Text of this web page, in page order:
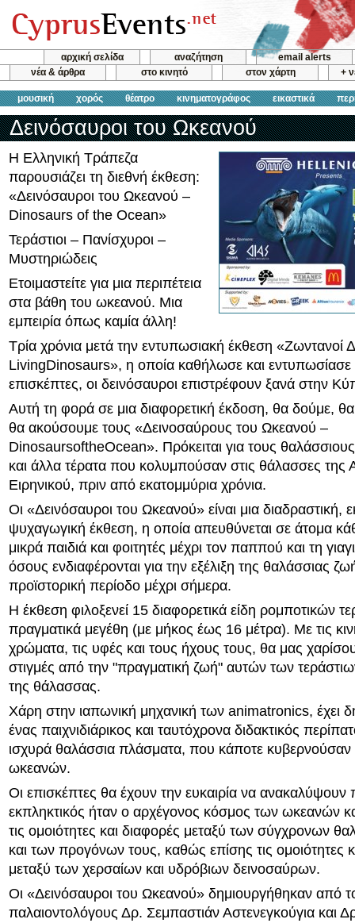
αρχική σελίδα αναζήτηση
email alerts
νέα & άρθρα
στο κινητό στον χάρτη +
μουσική χορός θέατρο κινηματογράφος εικαστικά
Δεινόσαυροι του Ωκεανού
Η Ελληνική Τράπεζα
παρουσιάζει τη διεθνή έκθεση:
«Δεινόσαυροι του Ωκεανού –
Dinosaurs of the Ocean»
Τεράστιοι – Πανίσχυροι –
Μυστηριώδεις
Ετοιμαστείτε για μια περιπέτεια
στα βάθη του ωκεανού. Μια
εμπειρία όπως καμία άλλη!
Τρία χρόνια μετά την εντυπωσιακή έκθεση «Ζωντανοί
LivingDinosaurs», η οποία καθήλωσε και εντυπωσίασε
επισκέπτες, οι δεινόσαυροι επιστρέφουν ξανά στην
Αυτή τη φορά σε μια διαφορετική έκδοση, θα δούμε,
θα ακούσουμε τους «Δεινοσαύρους του Ωκεανού –
DinosaursoftheOcean». Πρόκειται για τους
και άλλα τέρατα που κολυμπούσαν στις θάλασσες της
Ειρηνικού, πριν από εκατομμύρια χρόνια.
Οι «Δεινόσαυροι του Ωκεανού» είναι μια διαδραστική,
ψυχαγωγική έκθεση, η οποία απευθύνεται σε άτομα
μικρά παιδιά και φοιτητές μέχρι τον παππού και τη
όσους ενδιαφέρονται για την εξέλιξη της θαλάσσιας
προϊστορική περίοδο μέχρι σήμερα.
Η έκθεση φιλοξενεί 15 διαφορετικά είδη ρομποτικών
πραγματικά μεγέθη (με μήκος έως 16 μέτρα). Με τις
χρώματα, τις υφές και τους ήχους τους, θα μας
στιγμές από την "πραγματική ζωή" αυτών των
της θάλασσας.
Χάρη στην ιαπωνική μηχανική των animatronics, έχει
ένας παιχνιδιάρικος και ταυτόχρονα διδακτικός
ισχυρά θαλάσσια πλάσματα, που κάποτε
ωκεανών.
Οι επισκέπτες θα έχουν την ευκαιρία να ανακαλύψουν
εκπληκτικός ήταν ο αρχέγονος κόσμος των ωκεανών
τις ομοιότητες και διαφορές μεταξύ των σύγχρονων
και των προγόνων τους, καθώς επίσης τις ομοιότητες
μεταξύ των χερσαίων και υδρόβιων δεινοσαύρων.
Οι «Δεινόσαυροι του Ωκεανού» δημιουργήθηκαν από
παλαιοντολόγους Δρ. Σεμπαστιάν Αστενεγκούγια και